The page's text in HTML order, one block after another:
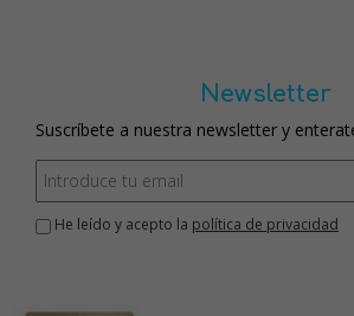
Newsletter
Suscríbete a nuestra newsletter y
He leído y acepto la política de privacidad